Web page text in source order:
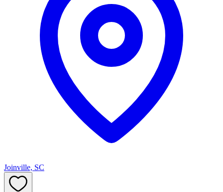
Joinville, SC